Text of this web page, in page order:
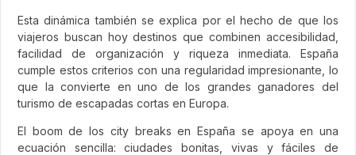
Esta dinámica también se explica por el hecho de que los
viajeros buscan hoy destinos que combinen accesibilidad,
facilidad de organización y riqueza inmediata. España
cumple estos criterios con una regularidad impresionante, lo
que la convierte en uno de los grandes ganadores del
turismo de escapadas cortas en Europa.
El boom de los city breaks en España se apoya en una
ecuación sencilla: ciudades bonitas, vivas y fáciles de